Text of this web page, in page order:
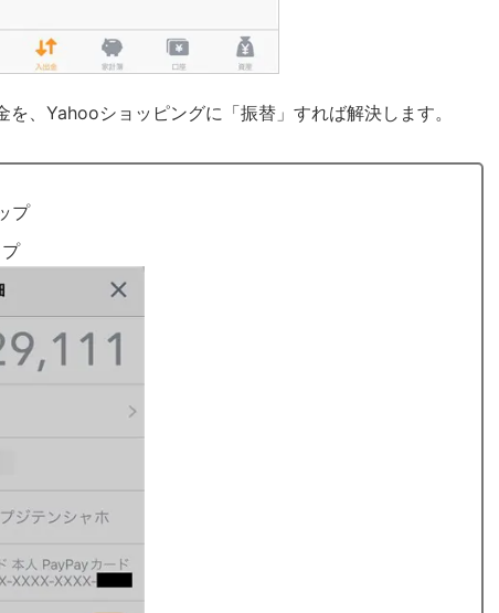
、Yahooショッピングに「振替」すれば解決します。
プ